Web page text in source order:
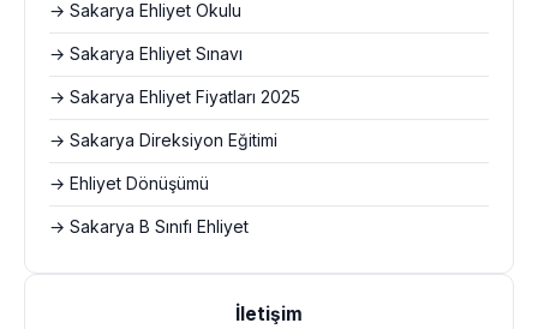
→ Sakarya Ehliyet Okulu
→ Sakarya Ehliyet Sınavı
→ Sakarya Ehliyet Fiyatları 2025
→ Sakarya Direksiyon Eğitimi
→ Ehliyet Dönüşümü
→ Sakarya B Sınıfı Ehliyet
İletişim